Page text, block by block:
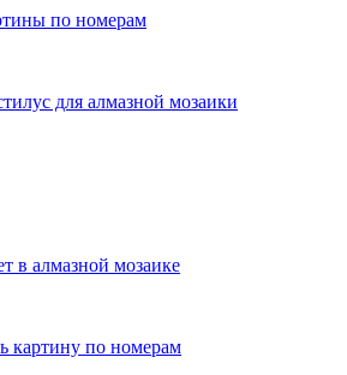
по номерам
для алмазной мозаики
в алмазной мозаике
картину по номерам